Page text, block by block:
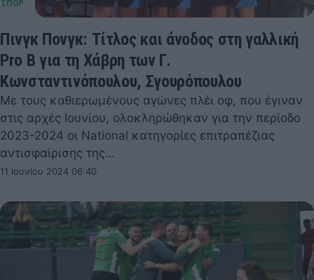
Πινγκ Πονγκ: Τίτλος και άνοδος στη γαλλική
Pro B για τη Χάβρη των Γ.
Κωνσταντινόπουλου, Σγουρόπουλου
Με τους καθιερωμένους αγώνες πλέι οφ, που έγιναν
στις αρχές Ιουνίου, ολοκληρώθηκαν για την περίοδο
2023-2024 οι National κατηγορίες επιτραπέζιας
αντισφαίρισης της…
11 Ιουνίου 2024 06:40